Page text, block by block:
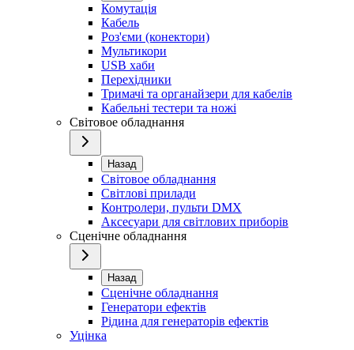
Комутація
Кабель
Роз'єми (конектори)
Мультикори
USB хаби
Перехідники
Тримачі та органайзери для кабелів
Кабельні тестери та ножі
Світовое обладнання
Назад
Світовое обладнання
Світлові прилади
Контролери, пульти DMX
Аксесуари для світлових приборів
Сценічне обладнання
Назад
Сценічне обладнання
Генератори ефектів
Рідина для генераторів ефектів
Уцінка